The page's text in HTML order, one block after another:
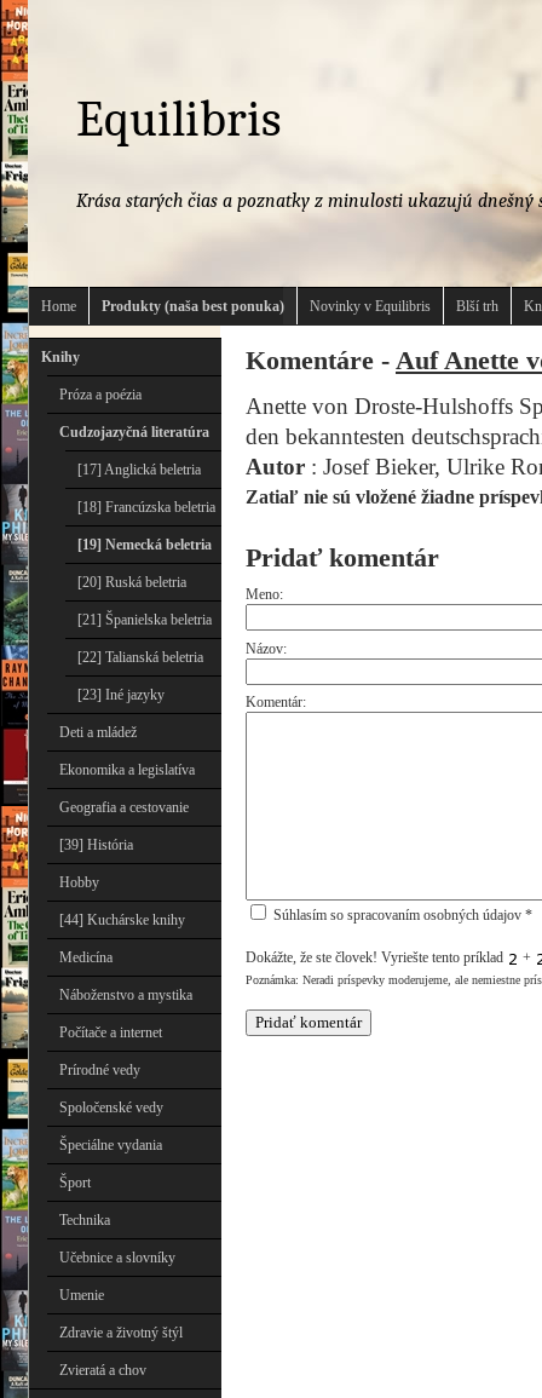
Equilibris
Krása starých čias a poznatky z minulosti ukazujú dnešný
Home Produkty (naša best ponuka) Novinky v Equilibris Blší trh
Knihy
Próza a poézia
Cudzojazyčná literatúra
[17] Anglická beletria
[18] Francúzska beletria
[19] Nemecká beletria
[20] Ruská beletria
[21] Španielska beletria
[22] Talianská beletria
[23] Iné jazyky
Deti a mládež
Ekonomika a legislatíva
Geografia a cestovanie
[39] História
Hobby
[44] Kuchárske knihy
Medicína
Náboženstvo a mystika
Počítače a internet
Prírodné vedy
Spoločenské vedy
Špeciálne vydania
Šport
Technika
Učebnice a slovníky
Umenie
Zdravie a životný štýl
Zvieratá a chov
Komentáre - Auf Anette
Anette von Droste-Hulshoffs
den bekanntesten
Autor : Josef Bieker, Ulrike
Zatiaľ nie sú vložené žiadne
Pridať komentár
Meno:
Názov:
Komentár:
Súhlasím so spracovaním osobných údajov *
Dokážte, že ste človek! Vyriešte tento príklad +
Poznámka: Neradi príspevky moderujeme, ale nemiestne